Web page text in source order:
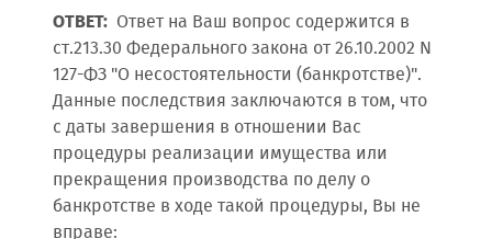
ОТВЕТ: Ответ на Ваш вопрос содержится в
ст.213.30 Федерального закона от 26.10.2002 N
127-ФЗ "О несостоятельности (банкротстве)".
Данные последствия заключаются в том, что
с даты завершения в отношении Вас
процедуры реализации имущества или
прекращения производства по делу о
банкротстве в ходе такой процедуры, Вы не
вправе: